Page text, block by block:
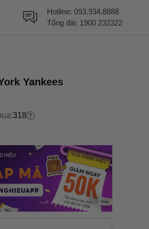
Hotline: 093.934.8888
Tổng đài: 1900 232322
Yankees
318